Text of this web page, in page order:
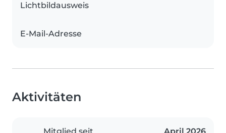
Lichtbildausweis
E-Mail-Adresse
Aktivitäten